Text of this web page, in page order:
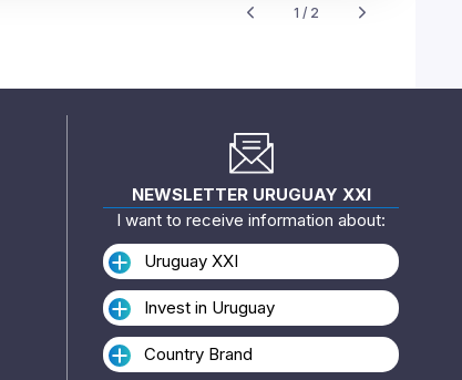
1 / 2
NEWSLETTER URUGUAY XXI
I want to receive information about:
Uruguay XXI
Invest in Uruguay
Country Brand